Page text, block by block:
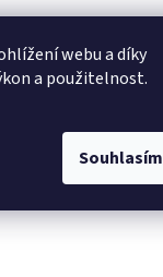
webu a díky
a použitelnost.
Souhlasím